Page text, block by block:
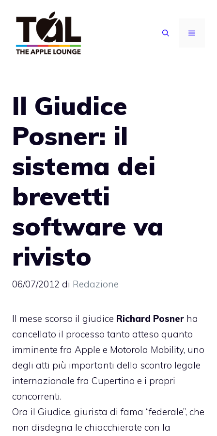
contenuto
MENU
Il Giudice
Posner: il
sistema dei
brevetti
software va
rivisto
06/07/2012 di Redazione
Il mese scorso il giudice Richard Posner ha
cancellato il processo tanto atteso quanto
imminente fra Apple e Motorola Mobility, uno
degli atti più importanti dello scontro legale
internazionale fra Cupertino e i propri
concorrenti.
Ora il Giudice, giurista di fama “federale”, che
non disdegna le chiacchierate con la